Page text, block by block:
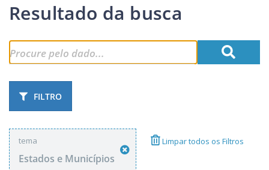
Resultado da busca
FILTRO
tema
Estados e Municípios
Limpar todos os Filtros